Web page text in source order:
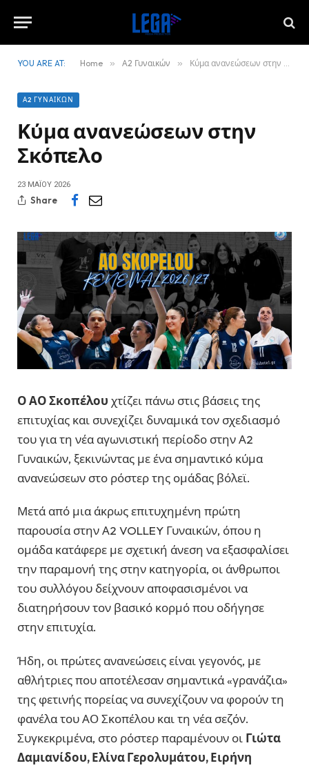
YOU ARE AT: Home » Α2 Γυναικών » Κύμα ανανεώσεων στην Σκόπελο
Α2 ΓΥΝΑΙΚΏΝ
Κύμα ανανεώσεων στην
Σκόπελο
23 ΜΑΪ́ΟΥ 2026
Share
Ο ΑΟ Σκοπέλου χτίζει πάνω στις βάσεις της
επιτυχίας και συνεχίζει δυναμικά τον σχεδιασμό
του για τη νέα αγωνιστική περίοδο στην Α2
Γυναικών, ξεκινώντας με ένα σημαντικό κύμα
ανανεώσεων στο ρόστερ της ομάδας βόλεϊ.
Μετά από μια άκρως επιτυχημένη πρώτη
παρουσία στην Α2 VOLLEY Γυναικών, όπου η
ομάδα κατάφερε με σχετική άνεση να εξασφαλίσει
την παραμονή της στην κατηγορία, οι άνθρωποι
του συλλόγου δείχνουν αποφασισμένοι να
διατηρήσουν τον βασικό κορμό που οδήγησε
στην επιτυχία.
Ήδη, οι πρώτες ανανεώσεις είναι γεγονός, με
αθλήτριες που αποτέλεσαν σημαντικά «γρανάζια»
της φετινής πορείας να συνεχίζουν να φορούν τη
φανέλα του ΑΟ Σκοπέλου και τη νέα σεζόν.
Συγκεκριμένα, στο ρόστερ παραμένουν οι Γιώτα
Δαμιανίδου, Ελίνα Γερολυμάτου, Ειρήνη